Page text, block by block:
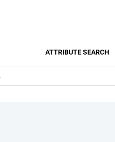
ATTRIBUTE SEARCH